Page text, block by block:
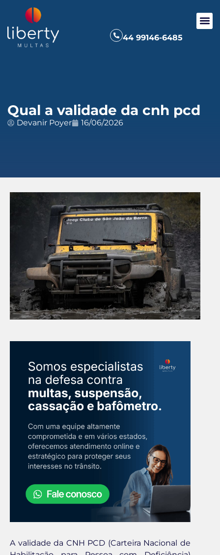
44 99146-6485
Qual a validade da cnh pcd
Devanir Poyer 16/06/2026
A validade da CNH PCD (Carteira Nacional de